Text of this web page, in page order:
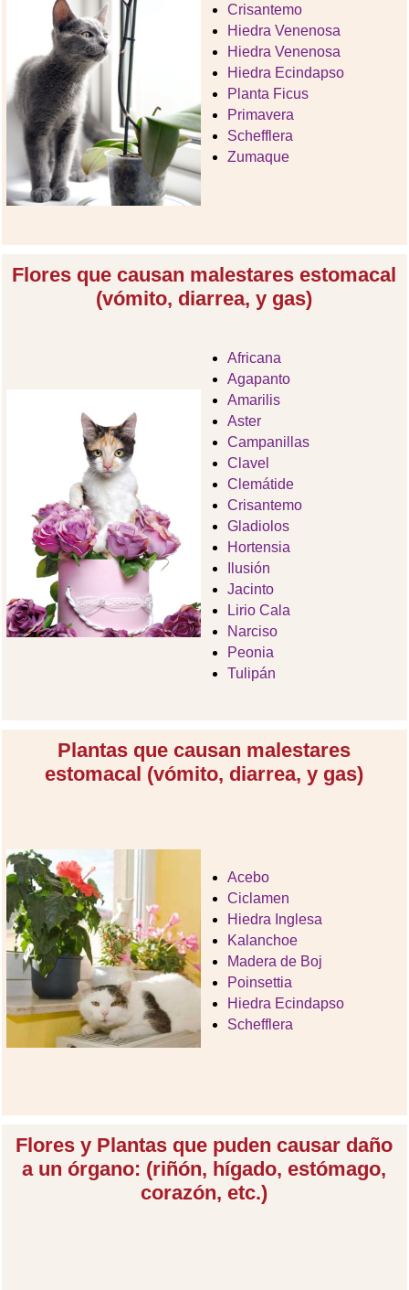
Crisantemo
Hiedra Venenosa
Hiedra Venenosa
Hiedra Ecindapso
Planta Ficus
Primavera
Schefflera
Zumaque
Flores que causan malestares estomacal
(vómito, diarrea, y gas)
Africana
Agapanto
Amarilis
Aster
Campanillas
Clavel
Clemátide
Crisantemo
Gladiolos
Hortensia
Ilusión
Jacinto
Lirio Cala
Narciso
Peonia
Tulipán
Plantas que causan malestares
estomacal (vómito, diarrea, y gas)
Acebo
Ciclamen
Hiedra Inglesa
Kalanchoe
Madera de Boj
Poinsettia
Hiedra Ecindapso
Schefflera
Flores y Plantas que puden causar daño
a un órgano: (riñón, hígado, estómago,
corazón, etc.)